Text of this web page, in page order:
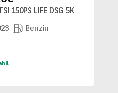
150PS LIFE DSG 5K
Benzin